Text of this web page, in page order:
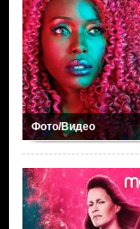
Фото/Видео